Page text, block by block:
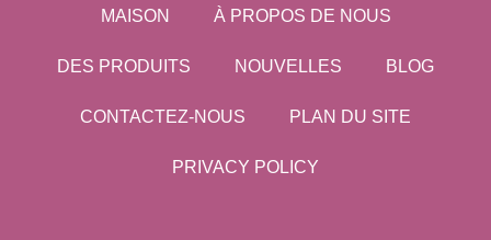
MAISON À PROPOS DE NOUS
DES PRODUITS NOUVELLES BLOG
CONTACTEZ-NOUS PLAN DU SITE
PRIVACY POLICY